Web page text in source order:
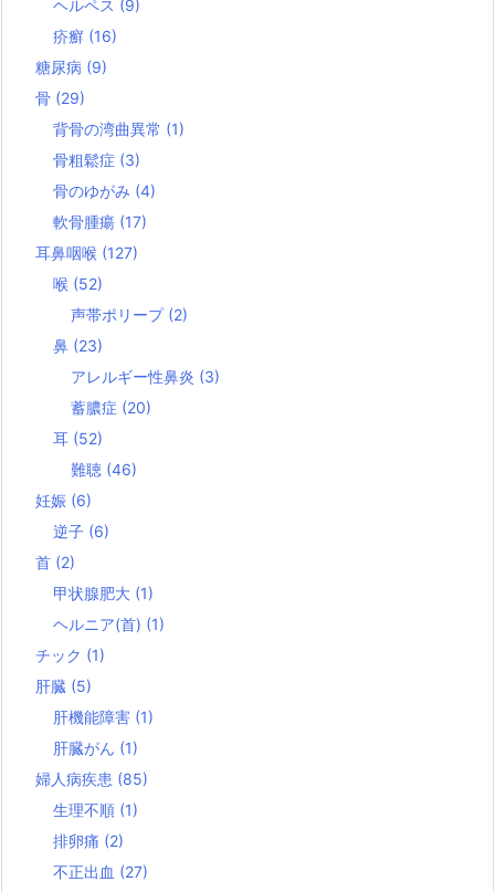
ヘルペス (9)
疥癬 (16)
糖尿病 (9)
骨 (29)
背骨の湾曲異常 (1)
骨粗鬆症 (3)
骨のゆがみ (4)
軟骨腫瘍 (17)
耳鼻咽喉 (127)
喉 (52)
声帯ポリープ (2)
鼻 (23)
アレルギー性鼻炎 (3)
蓄膿症 (20)
耳 (52)
難聴 (46)
妊娠 (6)
逆子 (6)
首 (2)
甲状腺肥大 (1)
ヘルニア(首) (1)
チック (1)
肝臓 (5)
肝機能障害 (1)
肝臓がん (1)
婦人病疾患 (85)
生理不順 (1)
排卵痛 (2)
不正出血 (27)